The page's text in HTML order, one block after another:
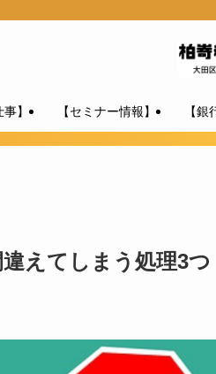
】 【セミナー情報】 【
えてしまう処理3つ